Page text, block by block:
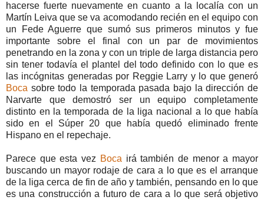
hacerse fuerte nuevamente en cuanto a la localía con un
Martín Leiva que se va acomodando recién en el equipo con
un Fede Aguerre que sumó sus primeros minutos y fue
importante sobre el final con un par de movimientos
penetrando en la zona y con un triple de larga distancia pero
sin tener todavía el plantel del todo definido con lo que es
las incógnitas generadas por Reggie Larry y lo que generó
Boca sobre todo la temporada pasada bajo la dirección de
Narvarte que demostró ser un equipo completamente
distinto en la temporada de la liga nacional a lo que había
sido en el Súper 20 que había quedó eliminado frente
Hispano en el repechaje.
Parece que esta vez Boca irá también de menor a mayor
buscando un mayor rodaje de cara a lo que es el arranque
de la liga cerca de fin de año y también, pensando en lo que
es una construcción a futuro de cara a lo que será objetivo